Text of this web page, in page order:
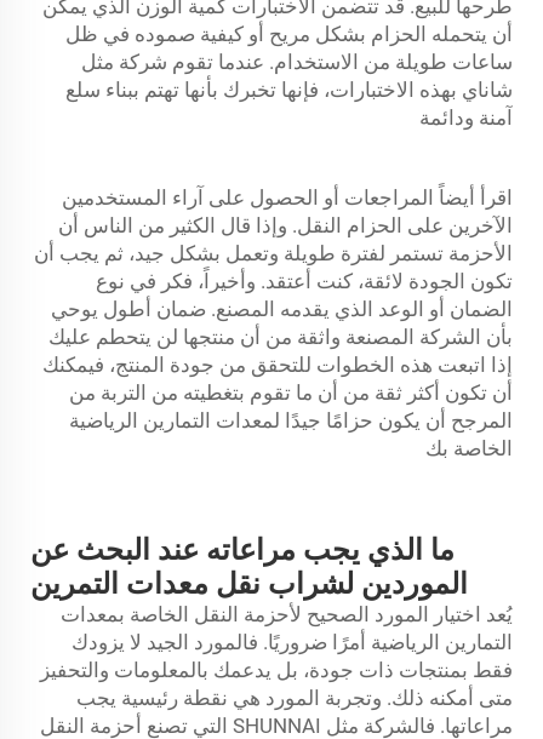
طرحها للبيع. قد تتضمن الاختبارات كمية الوزن الذي يمكن
أن يتحمله الحزام بشكل مريح أو كيفية صموده في ظل
ساعات طويلة من الاستخدام. عندما تقوم شركة مثل
شاناي بهذه الاختبارات، فإنها تخبرك بأنها تهتم ببناء سلع
آمنة ودائمة
اقرأ أيضاً المراجعات أو الحصول على آراء المستخدمين
الآخرين على الحزام النقل. وإذا قال الكثير من الناس أن
الأحزمة تستمر لفترة طويلة وتعمل بشكل جيد، ثم يجب أن
تكون الجودة لائقة، كنت أعتقد. وأخيراً، فكر في نوع
الضمان أو الوعد الذي يقدمه المصنع. ضمان أطول يوحي
بأن الشركة المصنعة واثقة من أن منتجها لن يتحطم عليك
إذا اتبعت هذه الخطوات للتحقق من جودة المنتج، فيمكنك
أن تكون أكثر ثقة من أن ما تقوم بتغطيته من التربة من
المرجح أن يكون حزامًا جيدًا لمعدات التمارين الرياضية
الخاصة بك
ما الذي يجب مراعاته عند البحث عن
الموردين لشراب نقل معدات التمرين
يُعد اختيار المورد الصحيح لأحزمة النقل الخاصة بمعدات
التمارين الرياضية أمرًا ضروريًا. فالمورد الجيد لا يزودك
فقط بمنتجات ذات جودة، بل يدعمك بالمعلومات والتحفيز
متى أمكنه ذلك. وتجربة المورد هي نقطة رئيسية يجب
مراعاتها. فالشركة مثل SHUNNAI التي تصنع أحزمة النقل